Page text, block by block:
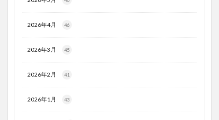
2026年4月 46
2026年3月 45
2026年2月 41
2026年1月 43